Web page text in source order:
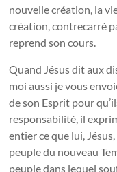
nouvelle création, la
création, contrecarré
reprend son cours.
Quand Jésus dit aux
moi aussi je vous
de son Esprit pour
responsabilité, il
entier ce que lui,
peuple du nouveau
peuple dans lequel